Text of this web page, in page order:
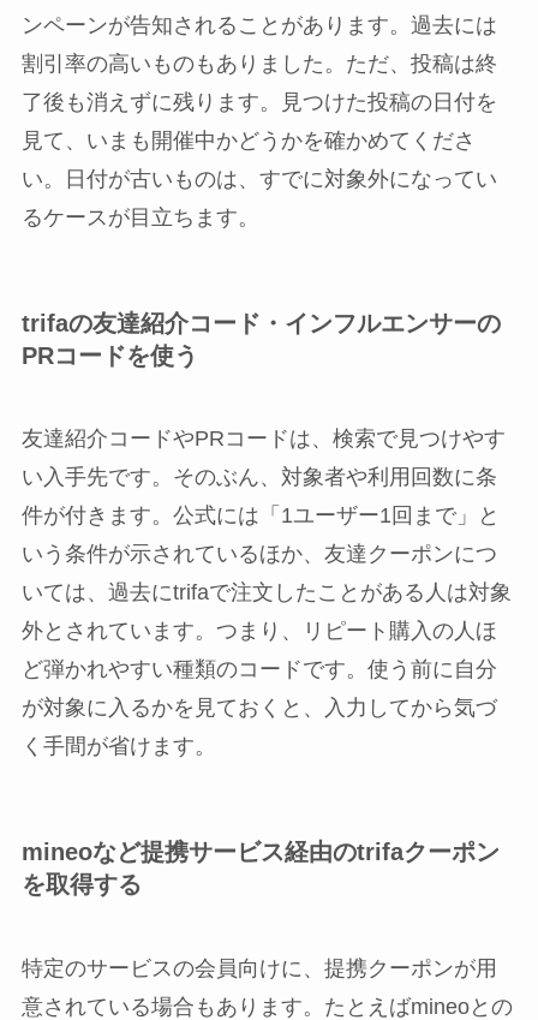
ンペーンが告知されることがあります。過去には
割引率の高いものもありました。ただ、投稿は終
了後も消えずに残ります。見つけた投稿の日付を
見て、いまも開催中かどうかを確かめてくださ
い。日付が古いものは、すでに対象外になってい
るケースが目立ちます。
trifaの友達紹介コード・インフルエンサーの
PRコードを使う
友達紹介コードやPRコードは、検索で見つけやす
い入手先です。そのぶん、対象者や利用回数に条
件が付きます。公式には「1ユーザー1回まで」と
いう条件が示されているほか、友達クーポンにつ
いては、過去にtrifaで注文したことがある人は対象
外とされています。つまり、リピート購入の人ほ
ど弾かれやすい種類のコードです。使う前に自分
が対象に入るかを見ておくと、入力してから気づ
く手間が省けます。
mineoなど提携サービス経由のtrifaクーポン
を取得する
特定のサービスの会員向けに、提携クーポンが用
意されている場合もあります。たとえばmineoとの